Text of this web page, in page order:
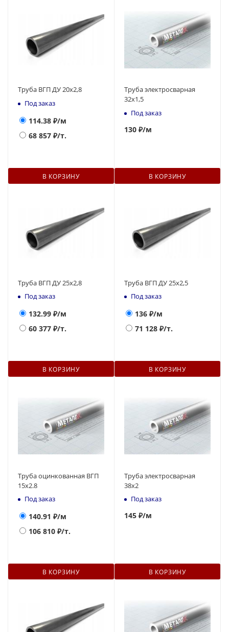
Труба ВГП ДУ 20х2,8
Под заказ
114.38 ₽/м
68 857 ₽/т.
В КОРЗИНУ
Труба электросварная
32x1,5
Под заказ
130 ₽/м
В КОРЗИНУ
Труба ВГП ДУ 25х2,8
Под заказ
132.99 ₽/м
60 377 ₽/т.
В КОРЗИНУ
Труба ВГП ДУ 25х2,5
Под заказ
136 ₽/м
71 128 ₽/т.
В КОРЗИНУ
Труба оцинкованная ВГП
15х2.8
Под заказ
140.91 ₽/м
106 810 ₽/т.
В КОРЗИНУ
Труба электросварная
38x2
Под заказ
145 ₽/м
В КОРЗИНУ